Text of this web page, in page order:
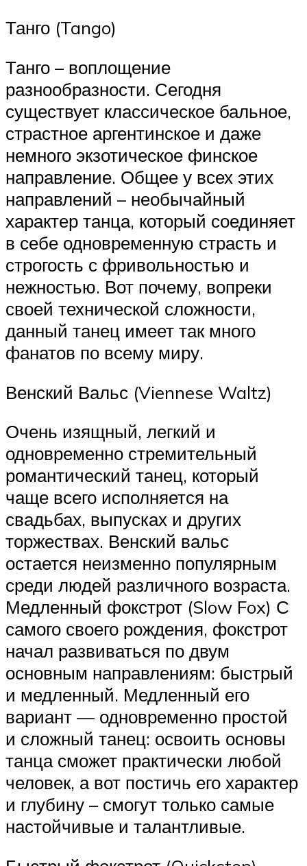
Танго (Tango)
Танго – воплощение
разнообразности. Сегодня
существует классическое бальное,
страстное аргентинское и даже
немного экзотическое финское
направление. Общее у всех этих
направлений – необычайный
характер танца, который соединяет
в себе одновременную страсть и
строгость с фривольностью и
нежностью. Вот почему, вопреки
своей технической сложности,
данный танец имеет так много
фанатов по всему миру.
Венский Вальс (Viennese Waltz)
Очень изящный, легкий и
одновременно стремительный
романтический танец, который
чаще всего исполняется на
свадьбах, выпусках и других
торжествах. Венский вальс
остается неизменно популярным
среди людей различного возраста.
Медленный фокстрот (Slow Fox) С
самого своего рождения, фокстрот
начал развиваться по двум
основным направлениям: быстрый
и медленный. Медленный его
вариант — одновременно простой
и сложный танец: освоить основы
танца сможет практически любой
человек, а вот постичь его характер
и глубину – смогут только самые
настойчивые и талантливые.